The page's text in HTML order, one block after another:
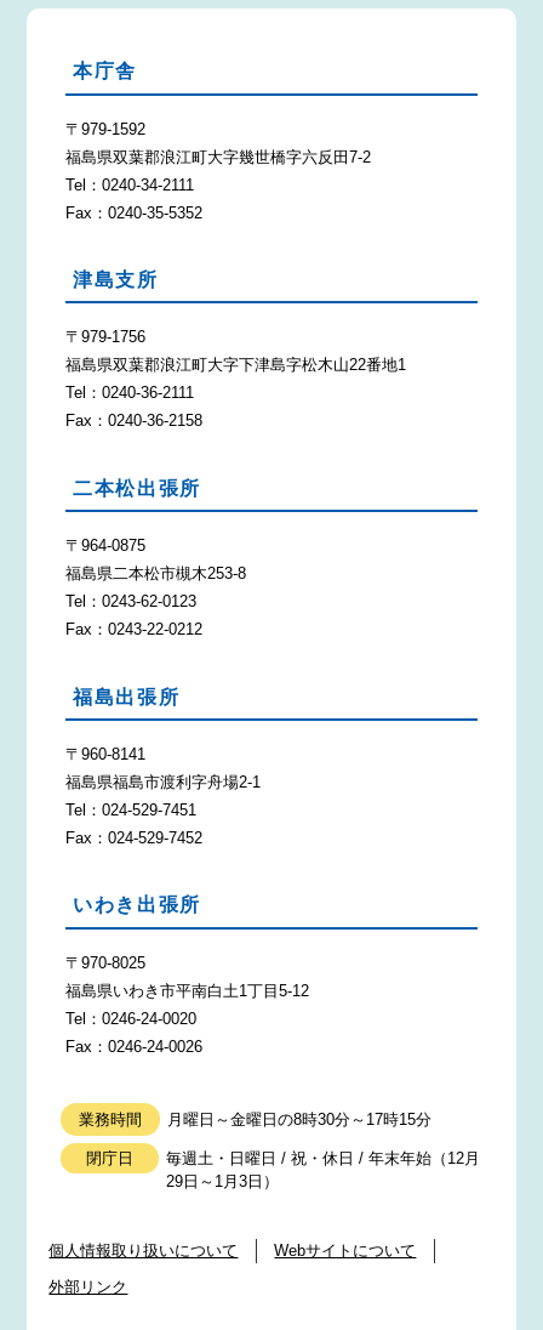
本庁舎
〒979-1592
福島県双葉郡浪江町大字幾世橋字六反田7-2
Tel：0240-34-2111
Fax：0240-35-5352
津島支所
〒979-1756
福島県双葉郡浪江町大字下津島字松木山22番地1
Tel：0240-36-2111
Fax：0240-36-2158
二本松出張所
〒964-0875
福島県二本松市槻木253-8
Tel：0243-62-0123
Fax：0243-22-0212
福島出張所
〒960-8141
福島県福島市渡利字舟場2-1
Tel：024-529-7451
Fax：024-529-7452
いわき出張所
〒970-8025
福島県いわき市平南白土1丁目5-12
Tel：0246-24-0020
Fax：0246-24-0026
業務時間 月曜日～金曜日の8時30分～17時15分
閉庁日
毎週土・日曜日 / 祝・休日 / 年末年始（12月
29日～1月3日）
個人情報取り扱いについて
Webサイトについて
外部リンク